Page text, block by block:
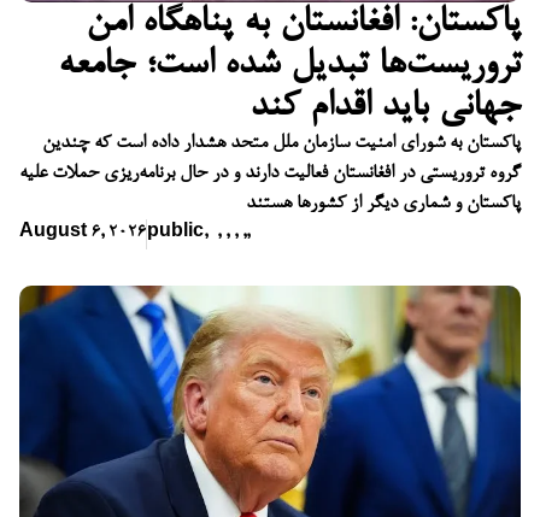
پاکستان: افغانستان به پناهگاه امن
تروریست‌ها تبدیل شده است؛ جامعه
جهانی باید اقدام کند
پاکستان به شورای امنیت سازمان ملل متحد هشدار داده است که چندین
گروه تروریستی در افغانستان فعالیت دارند و در حال برنامه‌ریزی حملات علیه
پاکستان و شماری دیگر از کشورها هستند
August 6, 2026 public, ,,,,,